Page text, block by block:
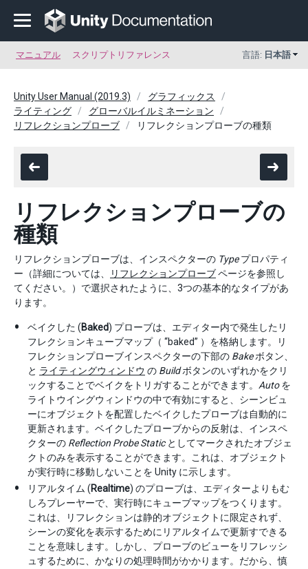
マニュアル スクリプトリファレンス 言語: 日本語
Unity User Manual (2019.3)
グラフィックス
ライティング
グローバルイルミネーション
リフレクションプローブ
リフレクションプローブの種類
リフレクションプローブの
種類
リフレクションプローブは、インスペクターの Typeプロパティ
ー（詳細については、
リフレクションプローブページを参照し
てください。）で選択されたように、3つの基本的なタイプがあ
ります。
ベイクした (Baked) プローブは、エディター内で発生したリ
フレクションキューブマップ（ “baked” ）を格納します。リ
フレクションプローブインスペクターの下部の Bakeボタン、
と ライティングウィンドウ の Buildボタンのいずれかをクリ
ックすることでベイクをトリガすることができます。 Autoを
ライトウイングウィンドウの中で有効にすると、シーンビュ
ーにオブジェクトを配置したベイクしたプローブは自動的に
更新されます。ベイクしたプローブからの反射は、インスペ
クターの Reflection Probe Staticとしてマークされたオブジェ
クトのみを表示することができます。これは、オブジェクト
が実行時に移動しないことを Unity に示します。
リアルタイム (Realtime) のプローブは、エディターよりもむ
しろプレーヤーで、実行時にキューブマップをつくります。
これは、リフレクションは静的オブジェクトに限定されず、
シーンの変化を表示するためにリアルタイムで更新すできる
ことを意味します。しかし、プローブのビューをリフレッシ
ュするために、かなりの処理時間がかかります。だから、慎